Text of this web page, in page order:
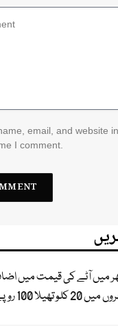
email, and website
I comment.
میں آٹے کی قیمت میں
100 روپے تک مہنگا